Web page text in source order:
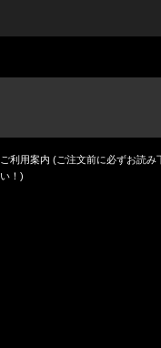
ご利用案内 (ご注文前に必ずお読み
い！)